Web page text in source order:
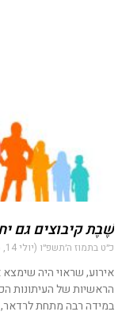
שֶׁבֶת קיבוצים גם
כ״ט בתמוז ה׳תשפ״ו (יולי 14, 2026)
אירוע, שראוי היה
הראשיות של העיתונות
במידה רבה מתחת לרדאר,